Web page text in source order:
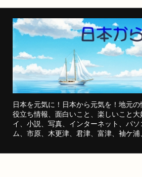
日本を元気に！日本から元気を！地元
役立ち情報、面白いこと、楽しいこと
イ、小説、写真、インターネット、パ
ム、市原、木更津、君津、富津、袖ケ浦